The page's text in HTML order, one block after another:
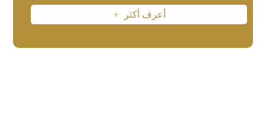
أعرف أكثر L